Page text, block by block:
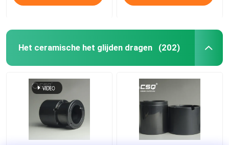
Het ceramische het glijden dragen (202)